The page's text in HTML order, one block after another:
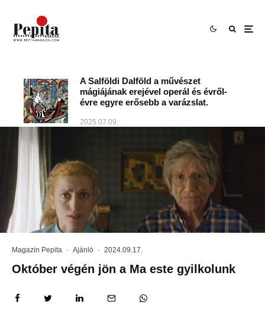
A Salföldi Dalföld a művészet
mágiájának erejével operál és évről-
évre egyre erősebb a varázslat.
2025.07.09.
Magazin Pepita · Ajánló · 2024.09.17.
Október végén jön a Ma este gyilkolunk